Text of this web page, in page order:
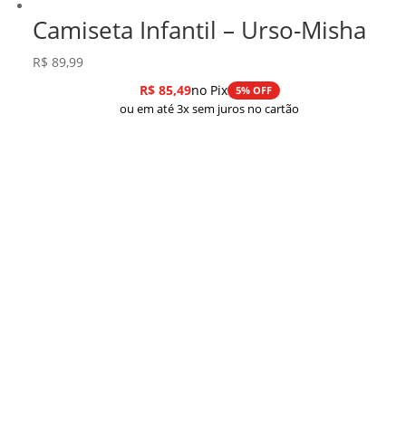
Camiseta Infantil – Urso-Misha
R$ 89,99
R$85,49no Pix 5% OFF
ou em até 3x sem juros no cartão